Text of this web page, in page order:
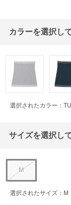
カラーを選択し
選択されたカラー：TU
サイズを選択し
M
選択されたサイズ：M